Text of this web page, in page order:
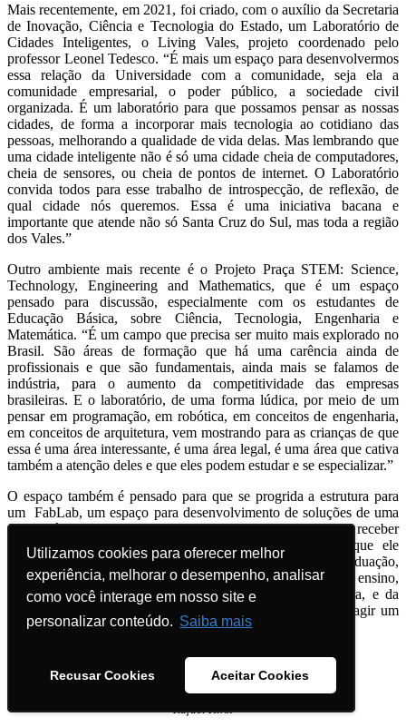
Utilizamos cookies para oferecer melhor
experiência, melhorar o desempenho, analisar
como você interage em nosso site e
personalizar conteúdo. Saiba mais
Recusar Cookies Aceitar Cookies
Utilizamos cookies para oferecer melhor
experiência, melhorar o desempenho, analisar
como você interage em nosso site e
personalizar conteúdo. Saiba mais
Recusar Cookies Aceitar Cookies
Mais recentemente, em 2021, foi criado, com o auxílio da Secretaria
de Inovação, Ciência e Tecnologia do Estado, um Laboratório de
Cidades Inteligentes, o Living Vales, projeto coordenado pelo
professor Leonel Tedesco. “É mais um espaço para desenvolvermos
essa relação da Universidade com a comunidade, seja ela a
comunidade empresarial, o poder público, a sociedade civil
organizada. É um laboratório para que possamos pensar as nossas
cidades, de forma a incorporar mais tecnologia ao cotidiano das
pessoas, melhorando a qualidade de vida delas. Mas lembrando que
uma cidade inteligente não é só uma cidade cheia de computadores,
cheia de sensores, ou cheia de pontos de internet. O Laboratório
convida todos para esse trabalho de introspecção, de reflexão, de
qual cidade nós queremos. Essa é uma iniciativa bacana e
importante que atende não só Santa Cruz do Sul, mas toda a região
dos Vales.”
Outro ambiente mais recente é o Projeto Praça STEM: Science,
Technology, Engineering and Mathematics, que é um espaço
pensado para discussão, especialmente com os estudantes de
Educação Básica, sobre Ciência, Tecnologia, Engenharia e
Matemática. “É um campo que precisa ser muito mais explorado no
Brasil. São áreas de formação que há uma carência ainda de
profissionais e que são fundamentais, ainda mais se falamos de
indústria, para o aumento da competitividade das empresas
brasileiras. E o laboratório, de uma forma lúdica, por meio de um
pensar em programação, em robótica, em conceitos de engenharia,
em conceitos de arquitetura, vem mostrando para as crianças de que
essa é uma área interessante, é uma área legal, é uma área que cativa
também a atenção deles e que eles podem estudar e se especializar.”
O espaço também é pensado para que se progrida a estrutura para
um FabLab, um espaço para desenvolvimento de soluções de uma
forma rápida. “Precisa necessariamente estar aberto para receber
todas as demandas da comunidade. É importante, porque ele
promove a interação, tanto dos nossos estudantes de graduação,
quanto de pós-graduação, dos estudantes da rede básica de ensino,
das empresas que fazem parte do Parque e da Incubadora, e da
comunidade, dos entusiastas, das pessoas que querem interagir um
pouco mais dentro da temática da inovação.”